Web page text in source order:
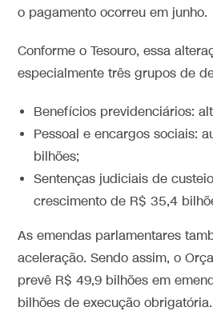
o pagamento ocorreu em junho.
Conforme o Tesouro, essa
especialmente três grupos de
Benefícios previdenciários:
Pessoal e encargos sociais:
bilhões;
Sentenças judiciais de
crescimento de R$ 35,4
As emendas parlamentares
aceleração. Sendo assim, o
prevê R$ 49,9 bilhões em
bilhões de execução obrigatória.